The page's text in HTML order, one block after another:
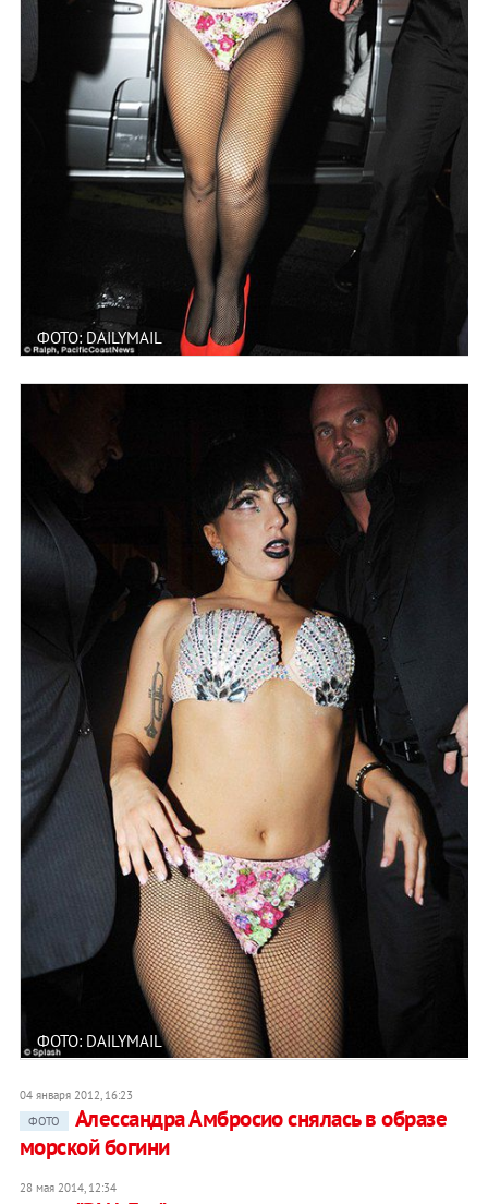
ФОТО: DAILYMAIL
ФОТО: DAILYMAIL
04 января 2012, 16:23
ФОТО
Алессандра Амбросио снялась в образе
морской богини
28 мая 2014, 12:34